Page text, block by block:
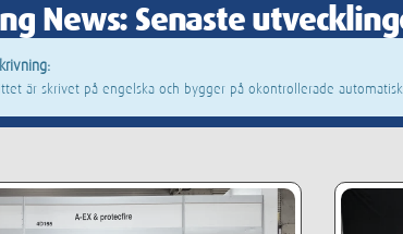
News: Senaste
är skrivet på engelska och bygger på okontrollerade